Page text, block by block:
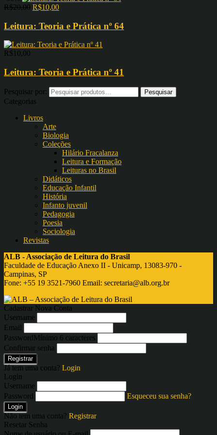
R$20,00 R$10,00
Leitura: Teoria e Prática nº 64
R$ 10,00
Leitura: Teoria e Prática nº 41
Pesquisar por:
Categorias
Livros
Arte
Biologia
Coleções
Hilário Fracalanza
Leitura e Formação
Leituras no Brasil
Didáticos
Educação Infantil
História
Infanto juvenil
Pedagogia
Poesia
Sociologia
Revistas
ALB - Associação de Leitura do Brasil
Faculdade de Educação Anexo II - Unicamp, 13083-970 -
Campinas, SP
Fone: +55 19 3521-7960 Email: secretaria@alb.org.br
Cadastrar Nova Conta
Username
Email
PasswordMínimo 6 caracteres
Confirmar senha
Registrar
Já tem uma conta? Login
Login
Username
Password
Esqueceu sua senha?
Login
Não tem uma conta? Registrar
Resetar Senha